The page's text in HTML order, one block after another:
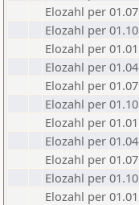
Elozahl per
Elozahl per
Elozahl per
Elozahl per
Elozahl per
Elozahl per
Elozahl per
Elozahl per
Elozahl per
Elozahl per
Elozahl per